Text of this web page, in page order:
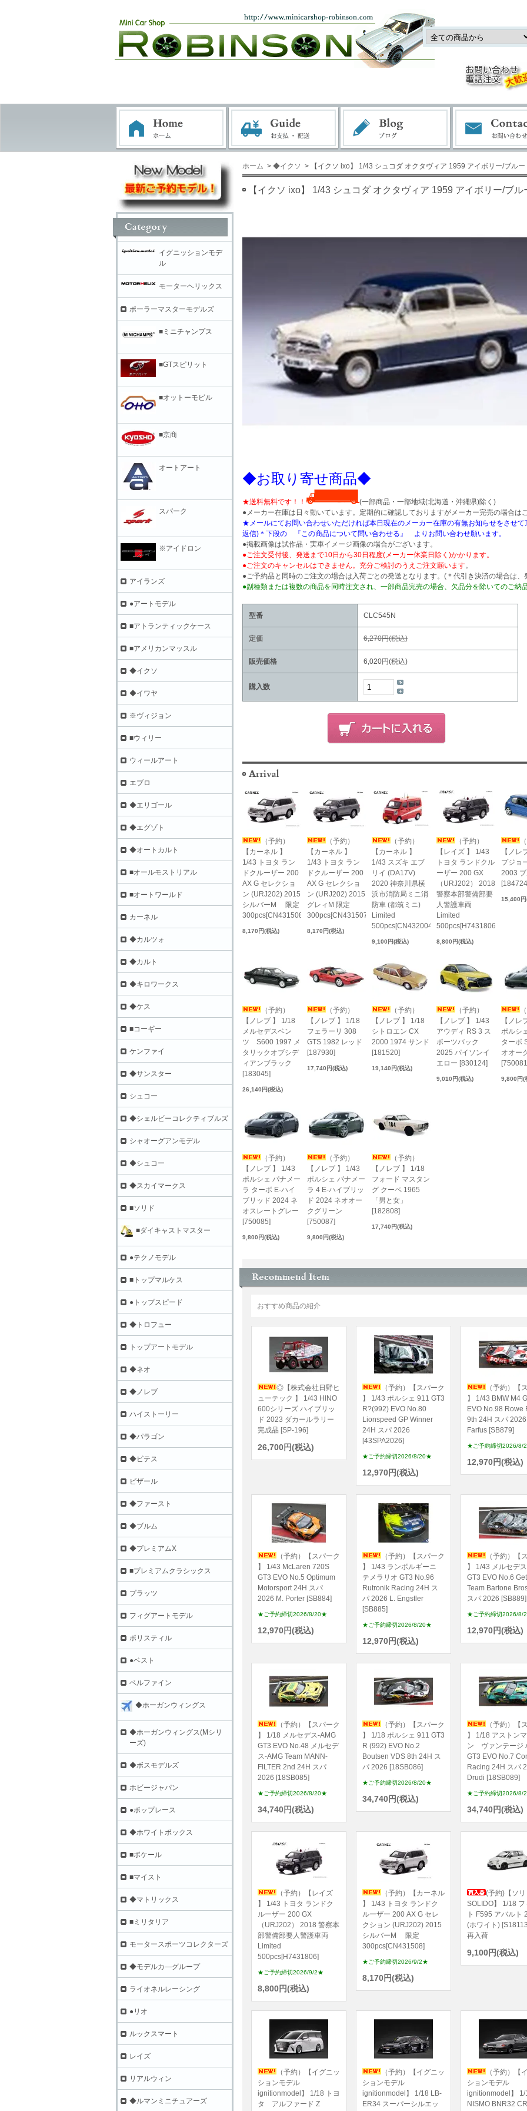
ホーム > ◆イクソ > 【イクソ ixo】 1/43 シュコダ オクタヴィア 1959 アイボリー/ブル
【イクソ ixo】 1/43 シュコダ オクタヴィア 1959 アイボリー/ブル
◆お取り寄せ商品◆
★送料無料です！！
(一部商品・一部地域(北海道・沖縄県)除く)
●メーカー在庫は日々動いています。定期的に確認しておりますがメーカー完売の場合は
★メールにてお問い合わせいただければ本日現在のメーカー在庫の有無お知らせをさせ
返信)＊下段の 『この商品について問い合わせる』 よりお問い合わせ願います。
●掲載画像は試作品・実車イメージ画像の場合がございます。
●ご注文受付後、発送まで10日から30日程度(メーカー休業日除く)かかります。
●ご注文のキャンセルはできません。充分ご検討のうえご注文願います。
●ご予約品と同時のご注文の場合は入荷ごとの発送となります。(＊代引き決済の場合は
●副種類または複数の商品を同時注文され、一部商品完売の場合、欠品分を除いてのご納
型番 CLC545N
定価 6,270円(税込)
販売価格 6,020円(税込)
購入数
（予約）
【カーネル 】
1/43 トヨタ ラン
ドクルーザー 200
AX G セレクショ
ン (URJ202) 2015
シルバーM 限定
300pcs[CN431508]
8,170円(税込)
（予約）
【カーネル 】
1/43 トヨタ ラン
ドクルーザー 200
AX G セレクショ
ン (URJ202) 2015
グレィM 限定
300pcs[CN431507]
8,170円(税込)
（予約）
【カーネル 】
1/43 スズキ エブ
リイ (DA17V)
2020 神奈川県横
浜市消防局ミニ消
防車 (都筑ミニ)
Limited
500pcs[CN432004]
9,100円(税込)
（予約）
【レイズ 】 1/43
トヨタ ランドクル
ーザー 200 GX
（URJ202） 2018
警察本部警備部要
人警護車両
Limited
500pcs[H7431806]
8,800円(税込)
【ノレ
プジョ
2003
15,400円
（予約）
【ノレブ 】 1/18
メルセデスベン
ツ S600 1997 メ
タリックオブシデ
ィアンブラック
[183045]
26,140円(税込)
（予約）
【ノレブ 】 1/18
フェラーリ 308
GTS 1982 レッド
[187930]
17,740円(税込)
（予約）
【ノレブ 】 1/18
シトロエン CX
2000 1974 サンド
[181520]
19,140円(税込)
（予約）
【ノレブ 】 1/43
アウディ RS 3 ス
ポーツバック
2025 パイソンイ
エロー [830124]
9,010円(税込)
【ノレ
ポルシ
ターボ
オオー
9,800円(
（予約）
【ノレブ 】 1/43
ポルシェ パナメー
ラ ターボ E-ハイ
ブリッド 2024 ネ
オスレートグレー
[750085]
9,800円(税込)
（予約）
【ノレブ 】 1/43
ポルシェ パナメー
ラ 4 E-ハイブリッ
ド 2024 ネオオー
クグリーン
[750087]
9,800円(税込)
（予約）
【ノレブ 】 1/18
フォード マスタン
グ クーペ 1965
「男と女」
[182808]
17,740円(税込)
おすすめ商品の紹介
◎【株式会社日野ヒ
ューテック 】 1/43 HINO
600シリーズ ハイブリッ
ド 2023 ダカールラリー
完成品 [SP-196]
26,700円(税込)
（予約）【スパーク
】 1/43 ポルシェ 911 GT3
R?(992) EVO No.80
Lionspeed GP Winner
24H スパ 2026
[43SPA2026]
★ご予約締切2026/8/20★
12,970円(税込)
（予約）【
】 1/43 BMW M4
EVO No.98 Rowe
9th 24H スパ
Farfus [SB879]
★ご予約締切2026/8/
12,970円(税込)
（予約）【スパーク
】 1/43 McLaren 720S
GT3 EVO No.5 Optimum
Motorsport 24H スパ
2026 M. Porter [SB884]
★ご予約締切2026/8/20★
12,970円(税込)
（予約）【スパーク
】 1/43 ランボルギーニ
テメラリオ GT3 No.96
Rutronik Racing 24H ス
パ 2026 L. Engstler
[SB885]
★ご予約締切2026/8/20★
12,970円(税込)
（予約）【
】 1/43 メルセデ
GT3 EVO No.6
Team Bartone
スパ 2026 [SB889]
★ご予約締切2026/8/
12,970円(税込)
（予約）【スパーク
】 1/18 メルセデス-AMG
GT3 EVO No.48 メルセデ
ス-AMG Team MANN-
FILTER 2nd 24H スパ
2026 [18SB085]
★ご予約締切2026/8/20★
34,740円(税込)
（予約）【スパーク
】 1/18 ポルシェ 911 GT3
R (992) EVO No.2
Boutsen VDS 8th 24H ス
パ 2026 [18SB086]
★ご予約締切2026/8/20★
34,740円(税込)
（予約）【
】 1/18 アストン
ン ヴァンテージ
GT3 EVO No.7
Racing 24H スパ
Drudi [18SB089]
★ご予約締切2026/8/
34,740円(税込)
（予約）【レイズ
】 1/43 トヨタ ランドク
ルーザー 200 GX
（URJ202） 2018 警察本
部警備部要人警護車両
Limited
500pcs[H7431806]
★ご予約締切2026/9/2★
8,800円(税込)
（予約）【カーネル
】 1/43 トヨタ ランドク
ルーザー 200 AX G セレ
クション (URJ202) 2015
シルバーM 限定
300pcs[CN431508]
★ご予約締切2026/9/2★
8,170円(税込)
(予約)【ソリ
SOLIDO】 1/18 フ
ト F595 アバルト
(ホワイト)
再入荷
9,100円(税込)
（予約）【イグニッ
ションモデル
ignitionmodel】 1/18 トヨ
タ アルファード Z
（予約）【イグニッ
ションモデル
ignitionmodel】 1/18 LB-
ER34 スーパーシルエッ
（予約）【
ションモデル
ignitionmodel】 1/
NISMO BNR32
イグニッションモデ
ル
モーターヘリックス
ポーラーマスターモデルズ
■ミニチャンプス
■GTスピリット
■オットーモビル
■京商
オートアート
スパーク
※アイドロン
アイランズ
●アートモデル
■アトランティックケース
■アメリカンマッスル
◆イクソ
◆イワヤ
※ヴィジョン
■ウィリー
ウィールアート
エブロ
◆エリゴール
◆エグゾト
◆オートカルト
■オールモストリアル
■オートワールド
カーネル
◆カルツォ
◆カルト
◆キロワークス
◆ケス
■コーギー
ケンファイ
◆サンスター
シュコー
◆シェルビーコレクティブルズ
シャオーグアンモデル
◆シュコー
◆スカイマークス
■ソリド
■ダイキャストマスター
●テクノモデル
■トップマルケス
●トップスピード
◆トロフュー
トップアートモデル
◆ネオ
◆ノレブ
ハイストーリー
◆パラゴン
◆ビテス
ビザール
◆ファースト
◆ブルム
◆プレミアムX
■プレミアムクラシックス
プラッツ
フィグアートモデル
ポリスティル
●ベスト
ベルファイン
◆ホーガンウィングス
◆ホーガンウィングス(Mシリ
ーズ)
◆ボスモデルズ
ホビージャパン
●ポップレース
◆ホワイトボックス
■ポケール
■マイスト
◆マトリックス
■ミリタリア
モータースポーツコレクターズ
◆モデルカ―グループ
ライオネルレーシング
●リオ
ルックスマート
レイズ
リアルウィン
◆ルマンミニチュアーズ